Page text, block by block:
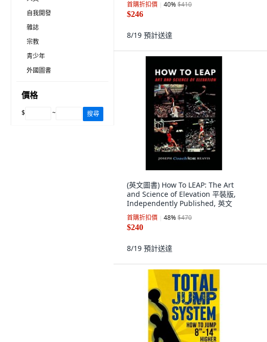
自我開發
雜誌
宗教
青少年
外國圖書
價格
$ ~ 搜尋
首購折扣價 40%$410
$246
8/19 預計送達
(英文圖書) How To LEAP: The Art
and Science of Elevation 平裝版,
Independently Published, 英文
首購折扣價 48%$470
$240
8/19 預計送達